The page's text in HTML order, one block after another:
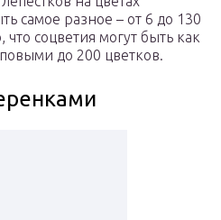
самое разное – от 6 до 130
соцветия могут быть как
до 200 цветков.